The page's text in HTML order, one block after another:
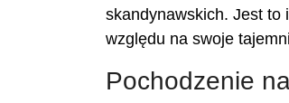
skandynawskich. Jest to
względu na swoje
Pochodzenie